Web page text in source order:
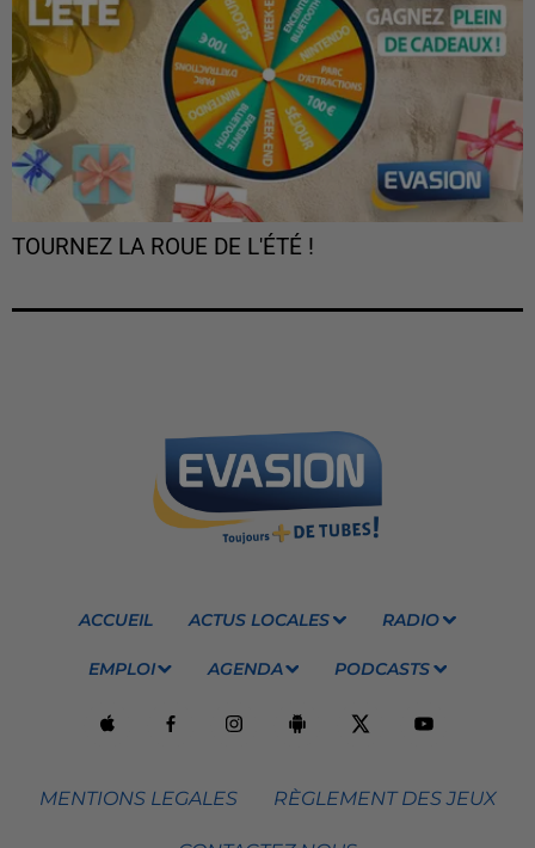
TOURNEZ LA ROUE DE L'ÉTÉ !
ACCUEIL ACTUS LOCALES RADIO
EMPLOI AGENDA PODCASTS
MENTIONS LEGALES RÈGLEMENT DES JEUX